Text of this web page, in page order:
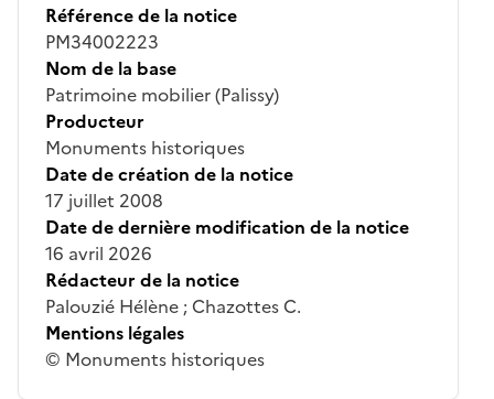
Référence de la notice
PM34002223
Nom de la base
Patrimoine mobilier (Palissy)
Producteur
Monuments historiques
Date de création de la notice
17 juillet 2008
Date de dernière modification de la notice
16 avril 2026
Rédacteur de la notice
Palouzié Hélène ; Chazottes C.
Mentions légales
© Monuments historiques